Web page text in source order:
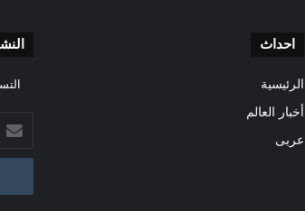
احداث
الرئيسية
أخبار العالم
عربى
بريدك